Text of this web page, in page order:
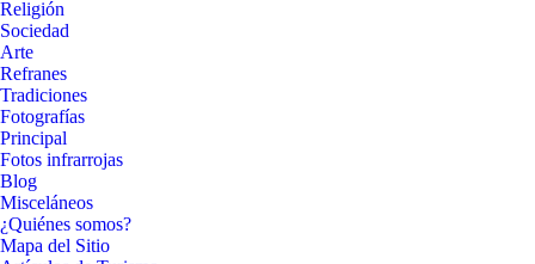
Religión
Sociedad
Arte
Refranes
Tradiciones
Fotografías
Principal
Fotos infrarrojas
Blog
Misceláneos
¿Quiénes somos?
Mapa del Sitio